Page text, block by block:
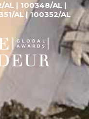
AL | 100348/AL |
AL | 100352/AL